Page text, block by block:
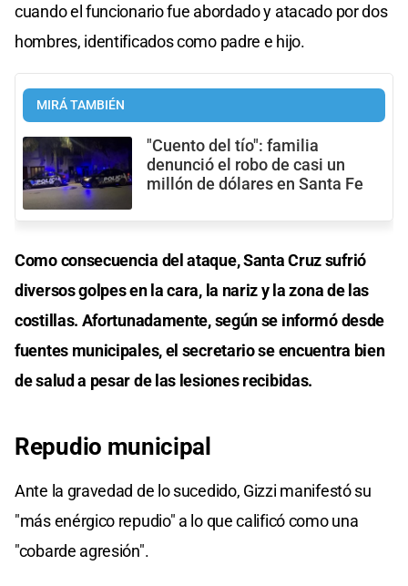
cuando el funcionario fue abordado y atacado por dos
hombres, identificados como padre e hijo.
MIRÁ TAMBIÉN
"Cuento del tío": familia
denunció el robo de casi un
millón de dólares en Santa Fe
Como consecuencia del ataque, Santa Cruz sufrió
diversos golpes en la cara, la nariz y la zona de las
costillas. Afortunadamente, según se informó desde
fuentes municipales, el secretario se encuentra bien
de salud a pesar de las lesiones recibidas.
Repudio municipal
Ante la gravedad de lo sucedido, Gizzi manifestó su
"más enérgico repudio" a lo que calificó como una
"cobarde agresión".